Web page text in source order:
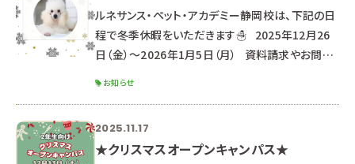
６年３月２１日（土）・２２日（日） ２日間の開催です
🌟 ※２日間同じ内容のため、都合の良い方を選ん
で参加してね！ ☆時間☆
ルネサンス・ペット・アカデミー静岡校は、下記の日
程で冬季休暇をいただきます☃ 2025年12月26
日（金）～2026年1月5日（月） 資料請求やお問い
よりオープンキャンパス予約は可能です♪
‐‐‐‐‐‐‐‐‐‐‐‐‐‐‐‐‐‐‐‐‐
お知らせ
2025.11.17
★クリスマスオープンキャンパス★